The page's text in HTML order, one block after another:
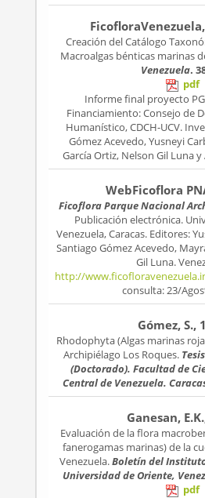
FicofloraVenezuela,
Creación del Catálogo
Macroalgas bénticas marinas
Venezuela.
pdf
Informe final proyecto
Financiamiento: Consejo de
Humanístico, CDCH-UCV.
Gómez Acevedo, Yusneyi
García Ortiz, Nelson Gil Luna
WebFicoflora
Ficoflora Parque Nacional
Publicación electrónica.
Venezuela, Caracas. Editores:
Santiago Gómez Acevedo,
Gil Luna.
http://
consulta: 23/
Gómez, S.,
Rhodophyta (Algas marinas
Archipiélago Los Roques.
(Doctorado). Facultad de
Central de Venezuela.
Ganesan,
Evaluación de la flora
fanerogamas marinas) de la
Venezuela.Boletín del
Universidad de Oriente,
pdf